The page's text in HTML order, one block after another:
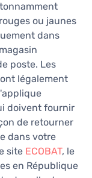
ou jaunes
dans
poste. Les
légalement
doivent fournir
de retourner
dans votre
site ECOBAT, le
en République